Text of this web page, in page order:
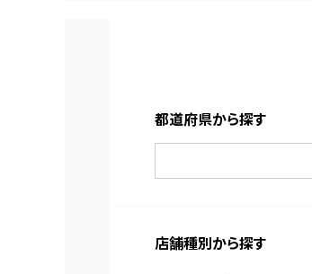
都道府県から探す
店舗種別から探す